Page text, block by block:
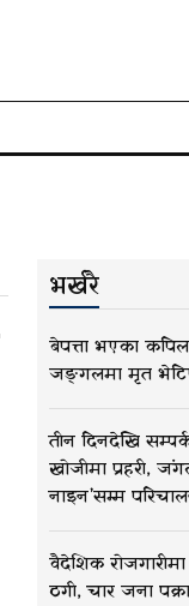
भर्खरै
बेपत्ता भएका
जङ्गलमा मृत
तीन दिनदेखि
खोजीमा प्रहरी,
नाइन’सम्म
वैदेशिक
ठगी, चार जना